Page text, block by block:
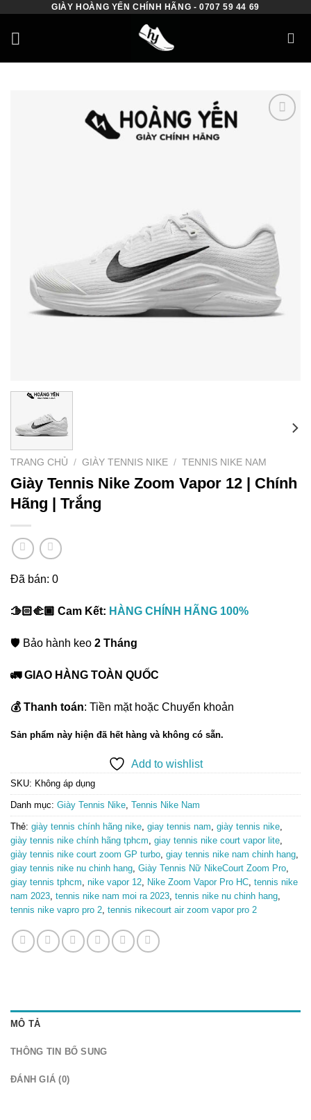
content
GIÀY HOÀNG YẾN CHÍNH HÃNG - 0707 59 44 69
TRANG CHỦ / GIÀY TENNIS NIKE / TENNIS NIKE NAM
Giày Tennis Nike Zoom Vapor 12 | Chính
Hãng | Trắng
Đã bán: 0
🫱🏻‍🫲🏾 Cam Kết: HÀNG CHÍNH HÃNG 100%
🛡️ Bảo hành keo 2 Tháng
🚛 GIAO HÀNG TOÀN QUỐC
💰 Thanh toán: Tiền mặt hoặc Chuyển khoản
Sản phẩm này hiện đã hết hàng và không có sẵn.
Add to wishlist
SKU: Không áp dụng
Danh mục: Giày Tennis Nike, Tennis Nike Nam
Thẻ: giày tennis chính hãng nike, giay tennis nam, giày tennis nike,
giày tennis nike chính hãng tphcm, giay tennis nike court vapor lite,
giày tennis nike court zoom GP turbo, giay tennis nike nam chinh hang,
giay tennis nike nu chinh hang, Giày Tennis Nữ NikeCourt Zoom Pro,
giay tennis tphcm, nike vapor 12, Nike Zoom Vapor Pro HC, tennis nike
nam 2023, tennis nike nam moi ra 2023, tennis nike nu chinh hang,
tennis nike vapro pro 2, tennis nikecourt air zoom vapor pro 2
MÔ TẢ
THÔNG TIN BỔ SUNG
ĐÁNH GIÁ (0)